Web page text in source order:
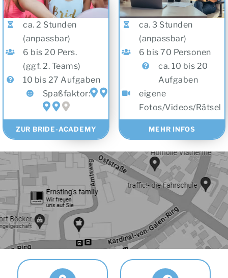
ca. 2 Stunden
(anpassbar)
6 bis 20 Pers.
(ggf. 2. Teams)
10 bis 27 Aufgaben
Spaßfaktor:
ZUR BRIDE-ACADEMY
ca. 3 Stunden
(anpassbar)
6 bis 70 Personen
ca. 10 bis 20
Aufgaben
eigene
Fotos/Videos/Rätsel
MEHR INFOS